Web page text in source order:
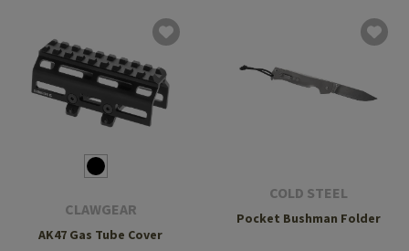
CLAWGEAR
AK47 Gas Tube Cover
COLD STEEL
Pocket Bushman Folder